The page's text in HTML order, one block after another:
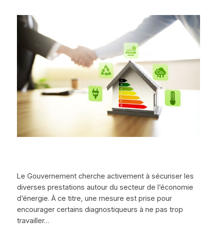
Le Gouvernement cherche activement à sécuriser les
diverses prestations autour du secteur de l’économie
d’énergie. À ce titre, une mesure est prise pour
encourager certains diagnostiqueurs à ne pas trop
travailler…